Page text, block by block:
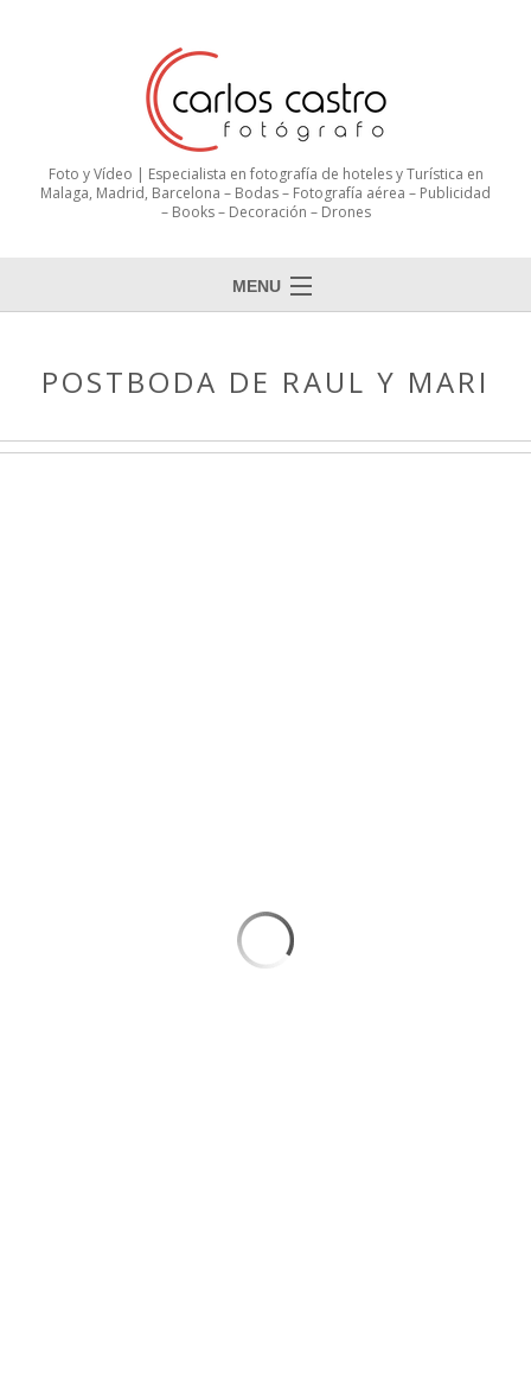
Foto y Vídeo | Especialista en fotografía de hoteles y Turística en
Malaga, Madrid, Barcelona – Bodas – Fotografía aérea – Publicidad
– Books – Decoración – Drones
MENU
POSTBODA DE RAUL Y MARI